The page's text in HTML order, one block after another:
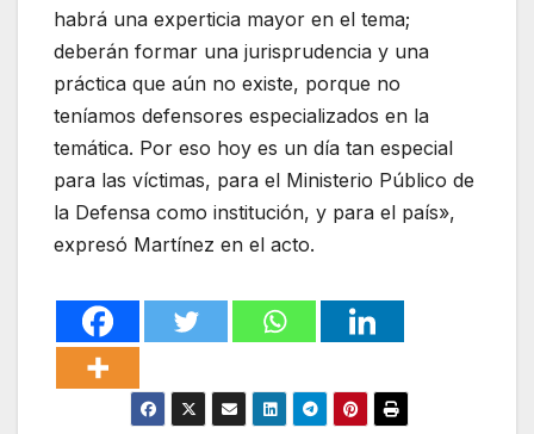
habrá una experticia mayor en el tema;
deberán formar una jurisprudencia y una
práctica que aún no existe, porque no
teníamos defensores especializados en la
temática. Por eso hoy es un día tan especial
para las víctimas, para el Ministerio Público de
la Defensa como institución, y para el país»,
expresó Martínez en el acto.